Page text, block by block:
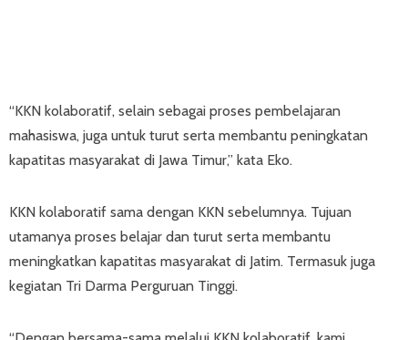
“KKN kolaboratif, selain sebagai proses pembelajaran
mahasiswa, juga untuk turut serta membantu peningkatan
kapatitas masyarakat di Jawa Timur,” kata Eko.
KKN kolaboratif sama dengan KKN sebelumnya. Tujuan
utamanya proses belajar dan turut serta membantu
meningkatkan kapatitas masyarakat di Jatim. Termasuk juga
kegiatan Tri Darma Perguruan Tinggi.